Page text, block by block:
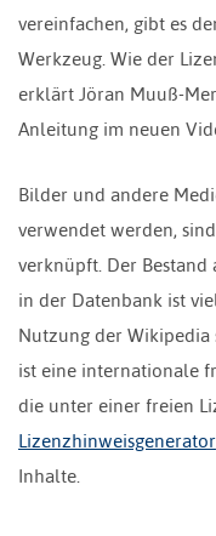
vereinfachen, gibt es
Werkzeug. Wie der
erklärt Jöran Muuß-
Anleitung im neuen
Bilder und andere
verwendet werden,
verknüpft. Der
in der Datenbank ist
Nutzung der Wikipedia
ist eine internationale
die unter einer freien
Lizenzhinweisgenerator
Inhalte.